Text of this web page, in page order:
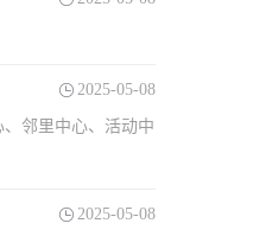
2025-05-08
邻里中心、活动中
2025-05-08